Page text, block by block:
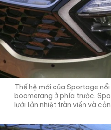
Thế hệ mới của Sportage
boomerang ở phía trước.
lưới tản nhiệt tràn viền và